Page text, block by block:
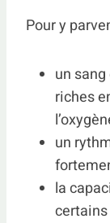
Pour y
un
riches
un
la